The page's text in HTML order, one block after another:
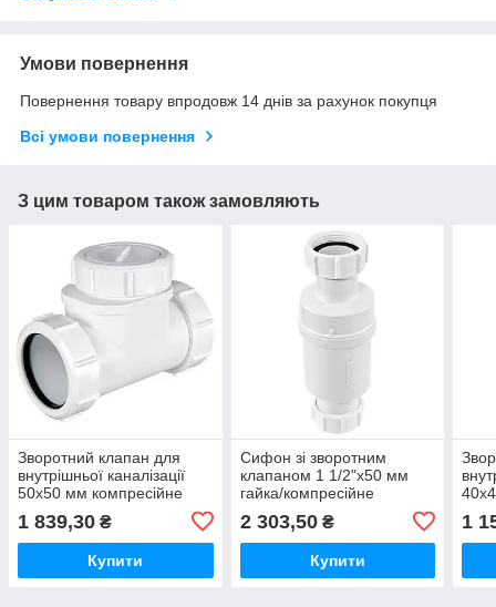
Умови повернення
Повернення товару впродовж 14 днів за рахунок покупця
Всі умови повернення
З цим товаром також замовляють
Зворотний клапан для
внутрішньої каналізації
50х50 мм компресійне
McAlpine
1 839,30 ₴
Купити
Сифон зі зворотним
клапаном 1 1/2"x50 мм
гайка/компресійне
з'єднання MACVALVE-18
McALPINE
2 303,50₴
Купити
1